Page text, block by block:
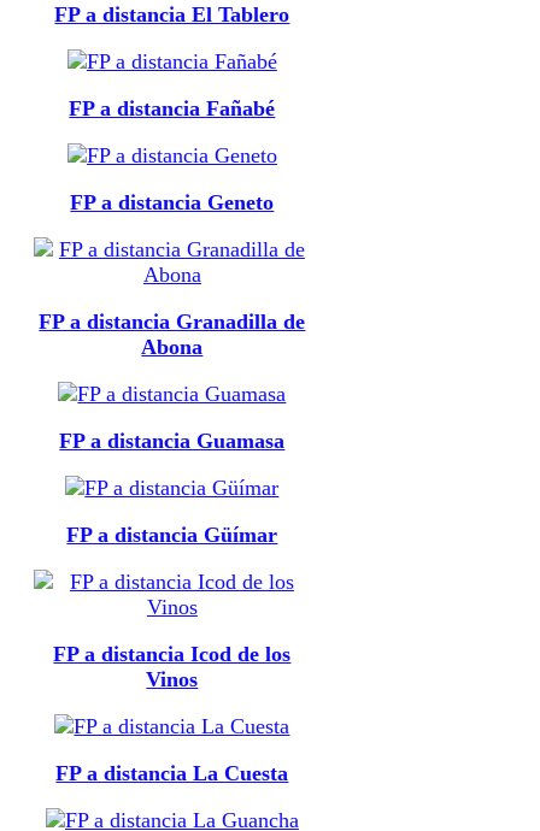
FP a distancia El Tablero
FP a distancia Fañabé
FP a distancia Geneto
FP a distancia Granadilla de
Abona
FP a distancia Guamasa
FP a distancia Güímar
FP a distancia Icod de los
Vinos
FP a distancia La Cuesta